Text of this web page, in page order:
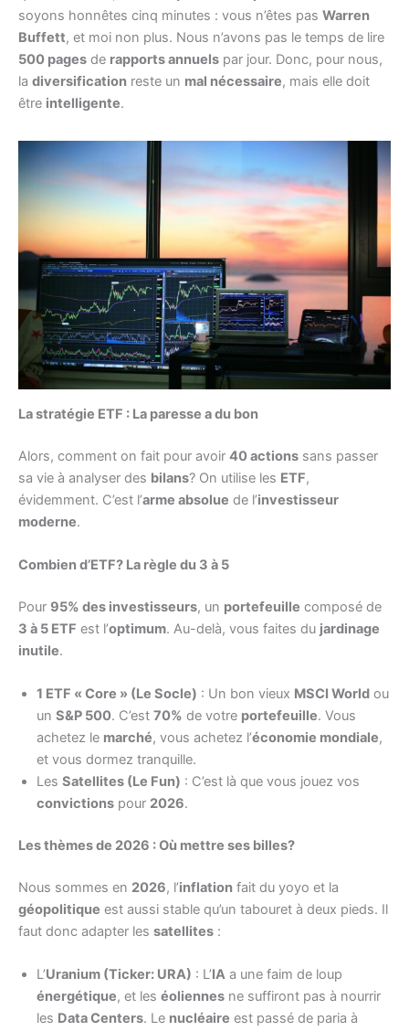
soyons honnêtes cinq minutes : vous n’êtes pas Warren
Buffett, et moi non plus. Nous n’avons pas le temps de lire
500 pages de rapports annuels par jour. Donc, pour nous,
la diversification reste un mal nécessaire, mais elle doit
être intelligente.
La stratégie ETF : La paresse a du bon
Alors, comment on fait pour avoir 40 actions sans passer
sa vie à analyser des bilans? On utilise les ETF,
évidemment. C’est l’arme absolue de l’investisseur
moderne.
Combien d’ETF? La règle du 3 à 5
Pour 95% des investisseurs, un portefeuille composé de
3 à 5 ETF est l’optimum. Au-delà, vous faites du jardinage
inutile.
1 ETF « Core » (Le Socle) : Un bon vieux MSCI World ou
un S&P 500. C’est 70% de votre portefeuille. Vous
achetez le marché, vous achetez l’économie mondiale,
et vous dormez tranquille.
Les Satellites (Le Fun) : C’est là que vous jouez vos
convictions pour 2026.
Les thèmes de 2026 : Où mettre ses billes?
Nous sommes en 2026, l’inflation fait du yoyo et la
géopolitique est aussi stable qu’un tabouret à deux pieds. Il
faut donc adapter les satellites :
L’Uranium (Ticker: URA) : L’IA a une faim de loup
énergétique, et les éoliennes ne suffiront pas à nourrir
les Data Centers. Le nucléaire est passé de paria à